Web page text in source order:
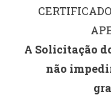
A Solicitação
não